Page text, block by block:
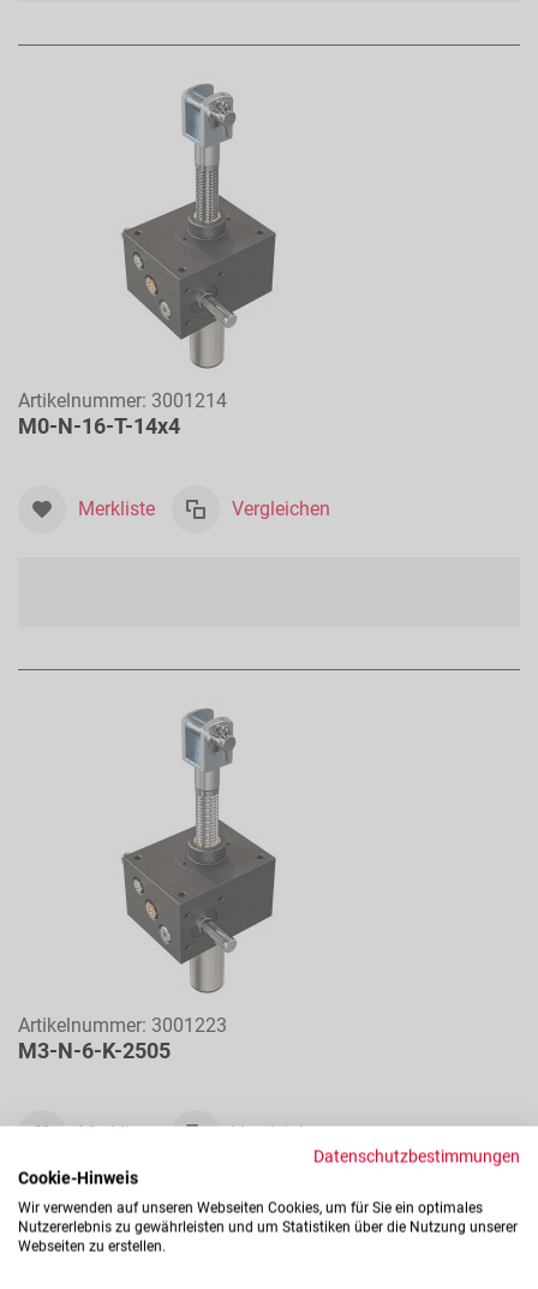
Artikelnummer: 3001214
M0-N-16-T-14x4
Merkliste Vergleichen
Artikelnummer: 3001223
M3-N-6-K-2505
Merkliste Vergleichen
Datenschutzbestimmungen
Cookie-Hinweis
Wir verwenden auf unseren Webseiten Cookies, um für Sie ein optimales
Nutzererlebnis zu gewährleisten und um Statistiken über die Nutzung unserer
Webseiten zu erstellen.